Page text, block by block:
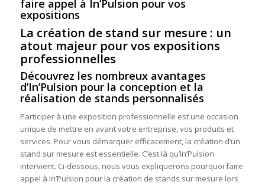
faire appel à In’Pulsion pour vos
expositions
La création de stand sur mesure : un
atout majeur pour vos expositions
professionnelles
Découvrez les nombreux avantages
d’In’Pulsion pour la conception et la
réalisation de stands personnalisés
Participer à une exposition professionnelle est une occasion
unique de mettre en avant votre entreprise, vos produits et
services. Pour vous démarquer efficacement, la création d’un
stand sur mesure est essentielle. C’est là qu’In’Pulsion
intervient. Ci-dessous, nous vous expliquerons pourquoi faire
appel à In’Pulsion pour la création de stands sur mesure lors